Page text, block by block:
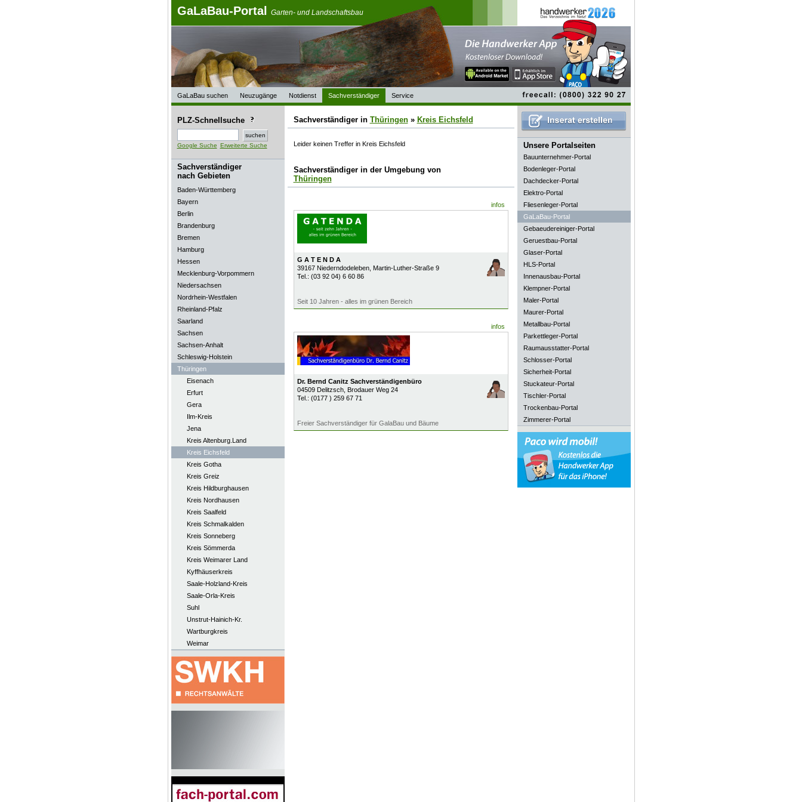
GaLaBau-Portal Garten- und Landschaftsbau
GaLaBau suchen Neuzugänge Notdienst Sachverständiger Service
PLZ-Schnellsuche
Google Suche Erweiterte Suche
Sachverständiger
nach Gebieten
Baden-Württemberg
Bayern
Berlin
Brandenburg
Bremen
Hamburg
Hessen
Mecklenburg-Vorpommern
Niedersachsen
Nordrhein-Westfalen
Rheinland-Pfalz
Saarland
Sachsen
Sachsen-Anhalt
Schleswig-Holstein
Thüringen
Eisenach
Erfurt
Gera
Ilm-Kreis
Jena
Kreis Altenburg.Land
Kreis Eichsfeld
Kreis Gotha
Kreis Greiz
Kreis Hildburghausen
Kreis Nordhausen
Kreis Saalfeld
Kreis Schmalkalden
Kreis Sonneberg
Kreis Sömmerda
Kreis Weimarer Land
Kyffhäuserkreis
Saale-Holzland-Kreis
Saale-Orla-Kreis
Suhl
Unstrut-Hainich-Kr.
Wartburgkreis
Weimar
Sachverständiger in Thüringen» Kreis Eichsfeld
Leider keinen Treffer in Kreis Eichsfeld
Sachverständiger in der Umgebung von
Thüringen
infos
G A T E N D A
39167 Niederndodeleben, Martin-Luther-Straße 9
Tel.: (03 92 04) 6 60 86
Seit 10 Jahren - alles im grünen Bereich
infos
Dr. Bernd Canitz Sachverständigenbüro
04509 Delitzsch, Brodauer Weg 24
Tel.: (0177 ) 259 67 71
Freier Sachverständiger für GalaBau und Bäume
Unsere Portalseiten
Bauunternehmer-Portal
Bodenleger-Portal
Dachdecker-Portal
Elektro-Portal
Fliesenleger-Portal
GaLaBau-Portal
Gebaeudereiniger-Portal
Geruestbau-Portal
Glaser-Portal
HLS-Portal
Innenausbau-Portal
Klempner-Portal
Maler-Portal
Maurer-Portal
Metallbau-Portal
Parkettleger-Portal
Raumausstatter-Portal
Schlosser-Portal
Sicherheit-Portal
Stuckateur-Portal
Tischler-Portal
Trockenbau-Portal
Zimmerer-Portal